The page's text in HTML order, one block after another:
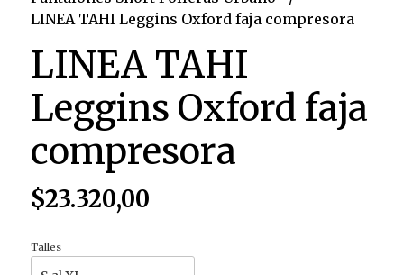
LINEA TAHI Leggins Oxford faja compresora
LINEA TAHI
Leggins Oxford faja
compresora
$23.320,00
Talles